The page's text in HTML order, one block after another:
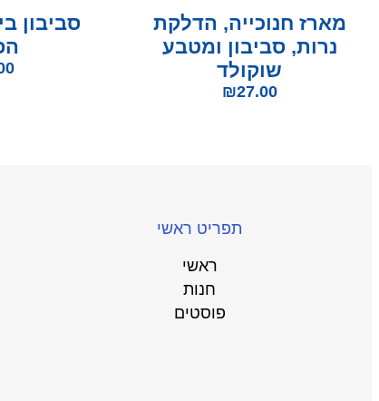
מארז חנוכייה, הדלקת
נרות, סביבון ומטבע
שוקולד
₪27.00
סביבון
תפריט ראשי
ראשי
חנות
פוסטים